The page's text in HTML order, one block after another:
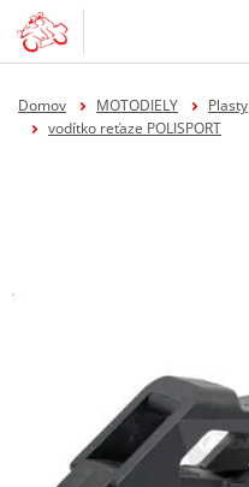
Domov MOTODIELY Plasty
vodítko reťaze POLISPORT